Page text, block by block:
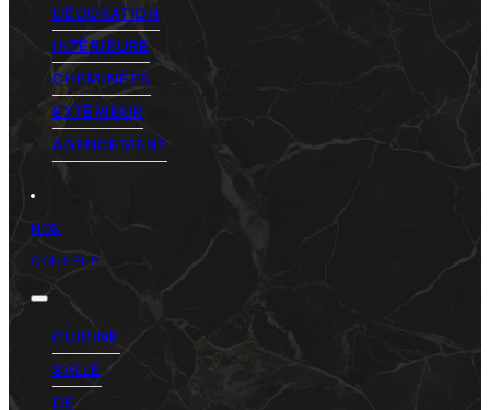
DÉCORATION
INTÉRIEURE
CHEMINÉES
EXTÉRIEUR
AGENCEMENT
NOS
CONSEILS
CUISINE
SALLE
DE